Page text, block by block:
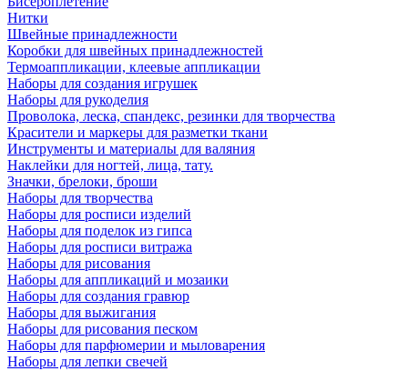
Нитки
Швейные принадлежности
Коробки для швейных принадлежностей
Термоаппликации, клеевые аппликации
Наборы для создания игрушек
Наборы для рукоделия
Проволока, леска, спандекс, резинки для творчества
Красители и маркеры для разметки ткани
Инструменты и материалы для валяния
Наклейки для ногтей, лица, тату.
Значки, брелоки, броши
Наборы для творчества
Наборы для росписи изделий
Наборы для поделок из гипса
Наборы для росписи витража
Наборы для рисования
Наборы для аппликаций и мозаики
Наборы для создания гравюр
Наборы для выжигания
Наборы для рисования песком
Наборы для парфюмерии и мыловарения
Наборы для лепки свечей